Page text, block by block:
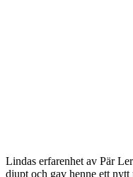
Lindas erfarenhet av Pär
djupt och gav henne ett nytt